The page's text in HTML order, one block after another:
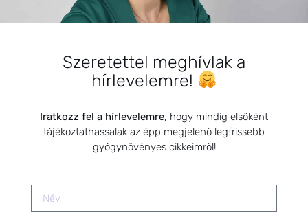
A SAKK, AZ AGY IDEGGYÓGYÁSZA
2024.09.30. Nincs hozzászólás
FIATAL FELNŐTTEK
Szeretettel meghívlak a
hírlevelemre!
Iratkozz fel a hírlevelemre, hogy mindig elsőként
tájékoztathassalak az épp megjelenő legfrissebb
gyógynövényes cikkeimről!